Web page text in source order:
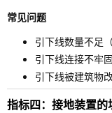
常见问题
引下线数量不足
引下线连接不牢
引下线被建筑物
指标四：接地装置的